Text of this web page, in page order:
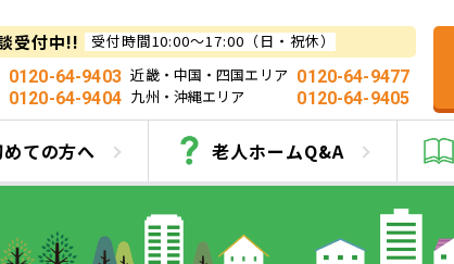
受付中!!
受付時間10:00～17:00（日・祝休）
0120-64-9403 近畿・中国・四国エリア 0120-64-9477
0120-64-9404 九州・沖縄エリア 0120-64-9405
ての方へ 老人ホームQ&A
DAIDO (分譲)